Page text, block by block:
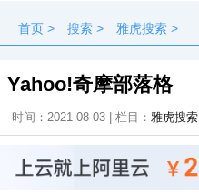
首页 > 搜索 > 雅虎搜索 >
Yahoo!奇摩部落格
时间：2021-08-03 | 栏目： 雅虎搜索